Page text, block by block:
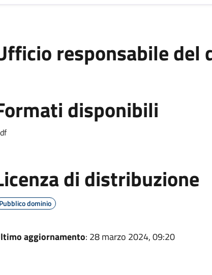
responsabile del
disponibili
di distribuzione
Pubblico dominio
aggiornamento: 28 marzo 2024, 09:20